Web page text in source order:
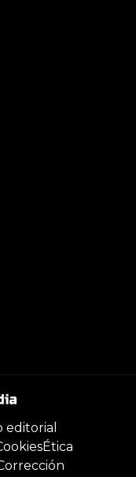
editorial
Ética